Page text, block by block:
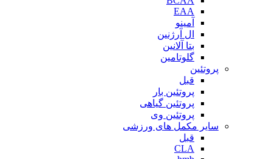
EAA
آمینو
ال آرژنین
بتا آلانین
گلوتامین
پروتئین
قبل
پروتئین بار
پروتئین گیاهی
پروتئین وی
سایر مکمل های ورزشی
قبل
CLA